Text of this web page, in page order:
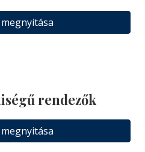
rendezők